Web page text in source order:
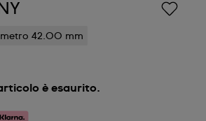
42.00 mm
è esaurito.